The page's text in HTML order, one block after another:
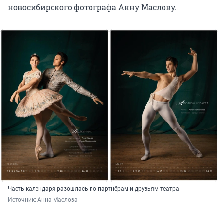
новосибирского фотографа Анну Маслову.
Часть календаря разошлась по партнёрам и друзьям театра
Источник: Анна Маслова